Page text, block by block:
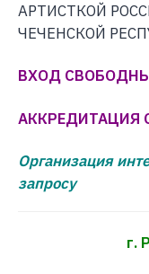
АРТИСТКОЙ
ЧЕЧЕНСКОЙ
ВХОД
АККРЕДИТАЦИЯ
Организация
запросу
г.